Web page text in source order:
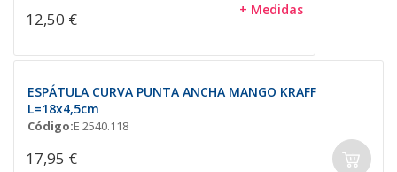
12,50 € + Medidas
ESPÁTULA CURVA PUNTA ANCHA MANGO KRAFF
L=18x4,5cm
Código:E 2540.118
17,95 €